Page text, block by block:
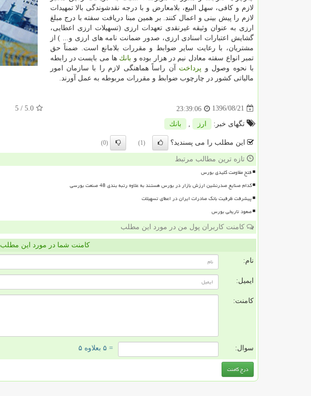
لازم و كافی، سهل البیع، بلامعارض و با درجه نقدشوندگی بالا تمهیدات
لازم را پیش بینی و اعمال كنند. بر همین مبنا دریافت سفته با درج مبلغ
ارزی به عنوان وثیقه غیرنقدی تعهدات ارزی (تسهیلات ارزی اعطایی،
گشایش اعتبارات اسنادی ارزی، صدور ضمانت نامه های ارزی و... ) از
مشتریان، با رعایت سایر ضوابط و مقررات بلامانع است. ضمناً حق
تمبر انواع سفته معادل نیم در هزار بوده و بانك ها می بایست در رابطه
با نحوه وصول و پرداخت آن راساً هماهنگی لازم را با سازمان امور
مالیاتی كشور در چارچوب ضوابط و مقررات مربوطه به عمل آورند.
1396/08/21
23:39:06
5.0
/ 5
تگهای خبر: ارز بانك
این مطلب را می پسندید؟ (1)
(0)
تازه ترین مطالب مرتبط
فتح مقاومت کلیدی بورس
کدام صنایع صدرنشین ارزش بازار در بورس هستند به علاوه رتبه بندی 48 صنعت بورسی
پیشرفت ظرفیت بانک صادرات ایران در اعطای تسهیلات
صعود تاریخی بورس
کامنت کاربران پول من در مورد این مطلب
کامنت شما در مورد این مطلب
نام:
ایمیل:
کامنت:
سوال: = ۵ بعلاوه ۵